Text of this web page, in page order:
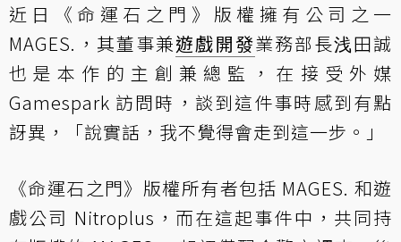
近日《命運石之門》版權擁有公司之一
MAGES.，其董事兼遊戲開發業務部長浅田誠
也是本作的主創兼總監，在接受外媒
Gamespark 訪問時，談到這件事時感到有點
訝異，「說實話，我不覺得會走到這一步。」
《命運石之門》版權所有者包括 MAGES. 和遊
戲公司 Nitroplus，而在這起事件中，共同持